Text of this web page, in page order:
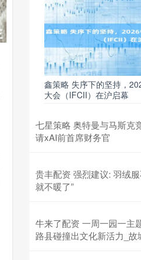
鑫策略 失序下的坚持，
大会（IFCII）在沪启幕
七星策略 奥特曼与马斯克
请xAI前首席财务官
贵丰配资 强烈建议: 羽绒
就不暖了”
牛来了配资 一周一园一主
路县碰撞出文化新活力_故